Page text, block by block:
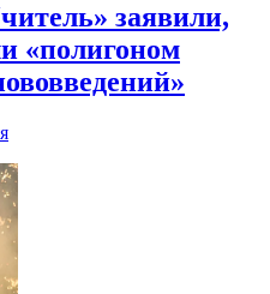
заявили,
«полигоном